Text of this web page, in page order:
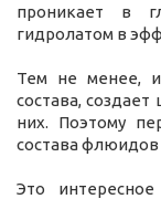
проникает в
гидролатом в
Тем не менее,
состава,
них. Поэтому
состава флюидов
Это